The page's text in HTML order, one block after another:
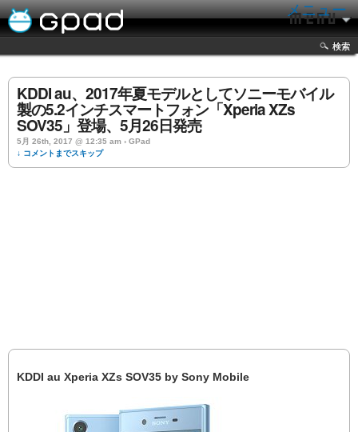
メニュー
検索
KDDI au、2017年夏モデルとしてソニーモバイル
製の5.2インチスマートフォン「Xperia XZs
SOV35」登場、5月26日発売
5月 26th, 2017 @ 12:35 am › GPad
↓ コメントまでスキップ
KDDI au Xperia XZs SOV35 by Sony Mobile